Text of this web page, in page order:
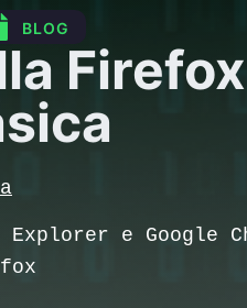
BLOG
e Google